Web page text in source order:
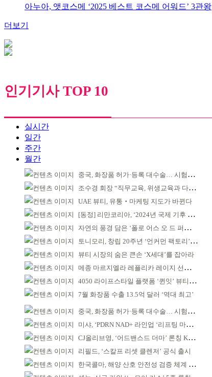
아누아, 앳코스메 ‘2025 베스트 코스메 어워드’ 3관왕
더보기
인기기사 TOP 10
실시간
일간
주간
월간
중국, 화장품 허가·등록 대수술… 시험자료 공용 허용
조수경 회장 “직무교육, 위생교육과 다르다”
UAE 뷰티, 유통‧마케팅 지도가 바뀐다
[동정] 리만코리아, ‘2024년 국제 기후 포럼’ 참석
자연의 풍경 담은 ‘폴로 어스 오 드 퍼퓸’ 4종 출시
토니모리, 창립 20주년 ‘언커먼 팩토리’ 팝업 성료
뷰티 시장의 숨은 큰손 ‘X세대’를 잡아라
메종 마르지엘라 레플리카 레이지 선데이 모닝 디퓨저
4050 라이프스타일 플랫폼 ‘퀸잇’ 뷰티 성장세
7월 화장품 수출 13.5억 달러 ‘역대 최고’
중국, 화장품 허가·등록 대수술… 시험자료 공용 허용
미샤, ‘PDRN NAD+ 라인업 ‘리프팅 마스크’ 출시
CJ올리브영, ‘어드밴스드 더마’ 론칭 K더마 육성 박차
리필드, ‘스칼프 리셋 클렌저’ 공식 출시
한국콜마, 해양 산호 안전성 검증 체계 구축